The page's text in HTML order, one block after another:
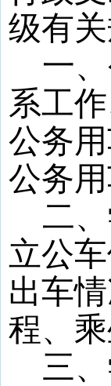
级有
一
系工
公务
公务
二
立公
出车
程、乘
三